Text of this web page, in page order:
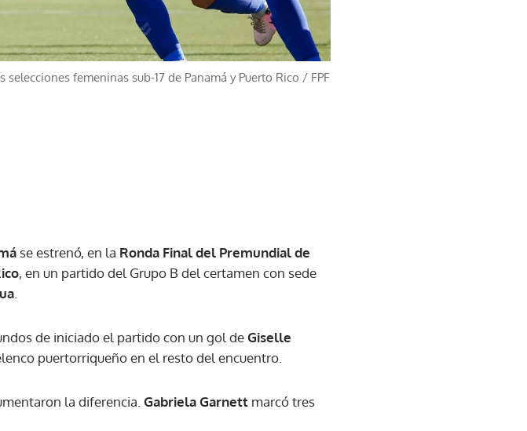
femeninas sub-17 de Panamá y Puerto Rico / FPF
se estrenó, en la Ronda Final del Premundial de
, en un partido del Grupo B del certamen con sede
de iniciado el partido con un gol deGiselle
puertorriqueño en el resto del encuentro.
la diferencia. Gabriela Garnett marcó tres